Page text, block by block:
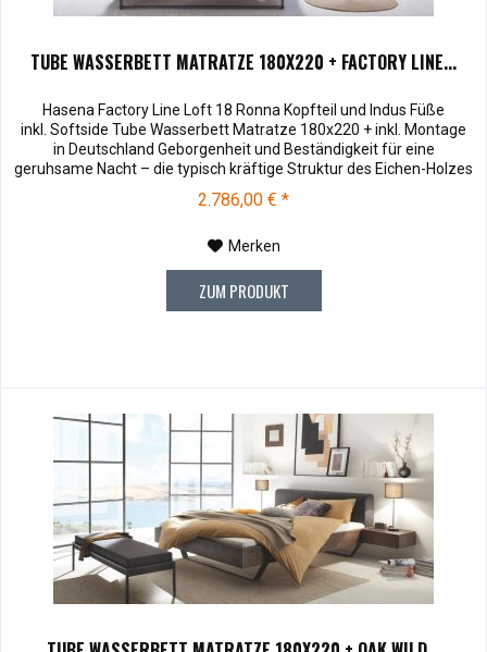
TUBE WASSERBETT MATRATZE 180X220 + FACTORY LINE...
Hasena Factory Line Loft 18 Ronna Kopfteil und Indus Füße
inkl. Softside Tube Wasserbett Matratze 180x220 + inkl. Montage
in Deutschland Geborgenheit und Beständigkeit für eine
geruhsame Nacht – die typisch kräftige Struktur des Eichen-Holzes
unserer Oak-Line eine starke und behagliche Aura. Dieses
2.786,00 € *
Merken
ZUM PRODUKT